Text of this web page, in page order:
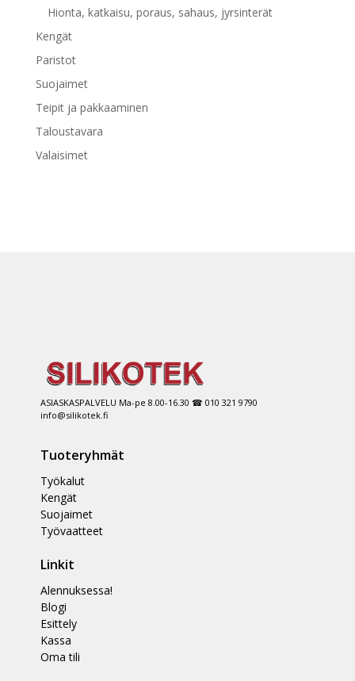
Hionta, katkaisu, poraus, sahaus, jyrsinterät
Kengät
Paristot
Suojaimet
Teipit ja pakkaaminen
Taloustavara
Valaisimet
ASIASKASPALVELU Ma-pe 8.00-16.30 ☎ 010 321 9790
info@silikotek.fi
Tuoteryhmät
Työkalut
Kengät
Suojaimet
Työvaatteet
Linkit
Alennuksessa!
Blogi
Esittely
Kassa
Oma tili